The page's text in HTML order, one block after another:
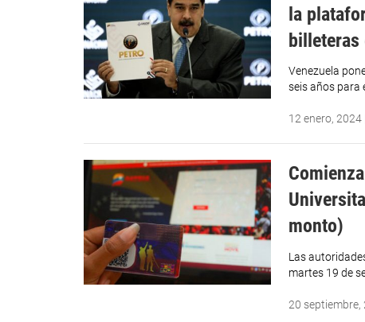
la
billeteras
Venezuela
seis años para
12 enero, 2024
monto)
Las
martes 19 de
20 septiembre,